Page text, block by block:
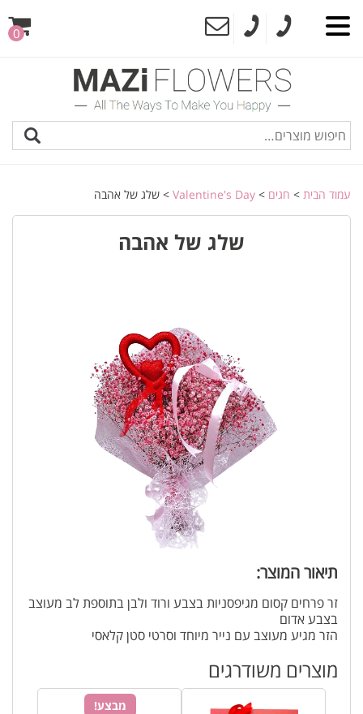
0
עמוד הבית > חגים >
Valentine's Day > שלג של אהבה
שלג של אהבה
תיאור המוצר:
זר פרחים קסום מגיפסניות בצבע ורוד ולבן בתוספת לב מעוצב
בצבע אדום
הזר מגיע מעוצב עם נייר מיוחד וסרטי סטן קלאסי
מוצרים משודרגים
מבצע!